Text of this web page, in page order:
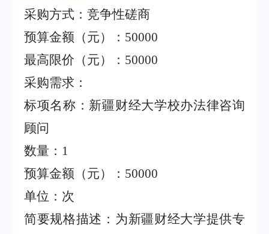
采购方式：竞争性磋商
预算金额（元）： 50000
最高限价（元）： 50000
采购需求：
标项名称：新疆财经大学校办法律咨询
顾问
数量： 1
预算金额（元）： 50000
单位：次
简要规格描述：为新疆财经大学提供专